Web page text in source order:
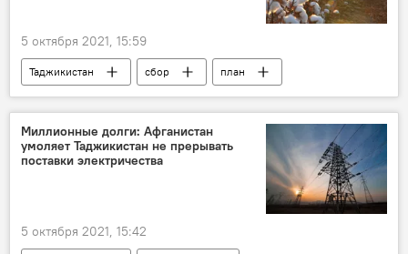
5 октября 2021, 15:59
Таджикистан сбор
план
регионы
хлопок
Миллионные долги: Афганистан
умоляет Таджикистан не прерывать
поставки электричества
5 октября 2021, 15:42